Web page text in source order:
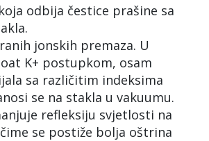
odbija čestice prašine sa
jonskih premaza. U
K+ postupkom, osam
sa različitim indeksima
se na stakla u vakuumu.
refleksiju svjetlosti na
se postiže bolja oštrina